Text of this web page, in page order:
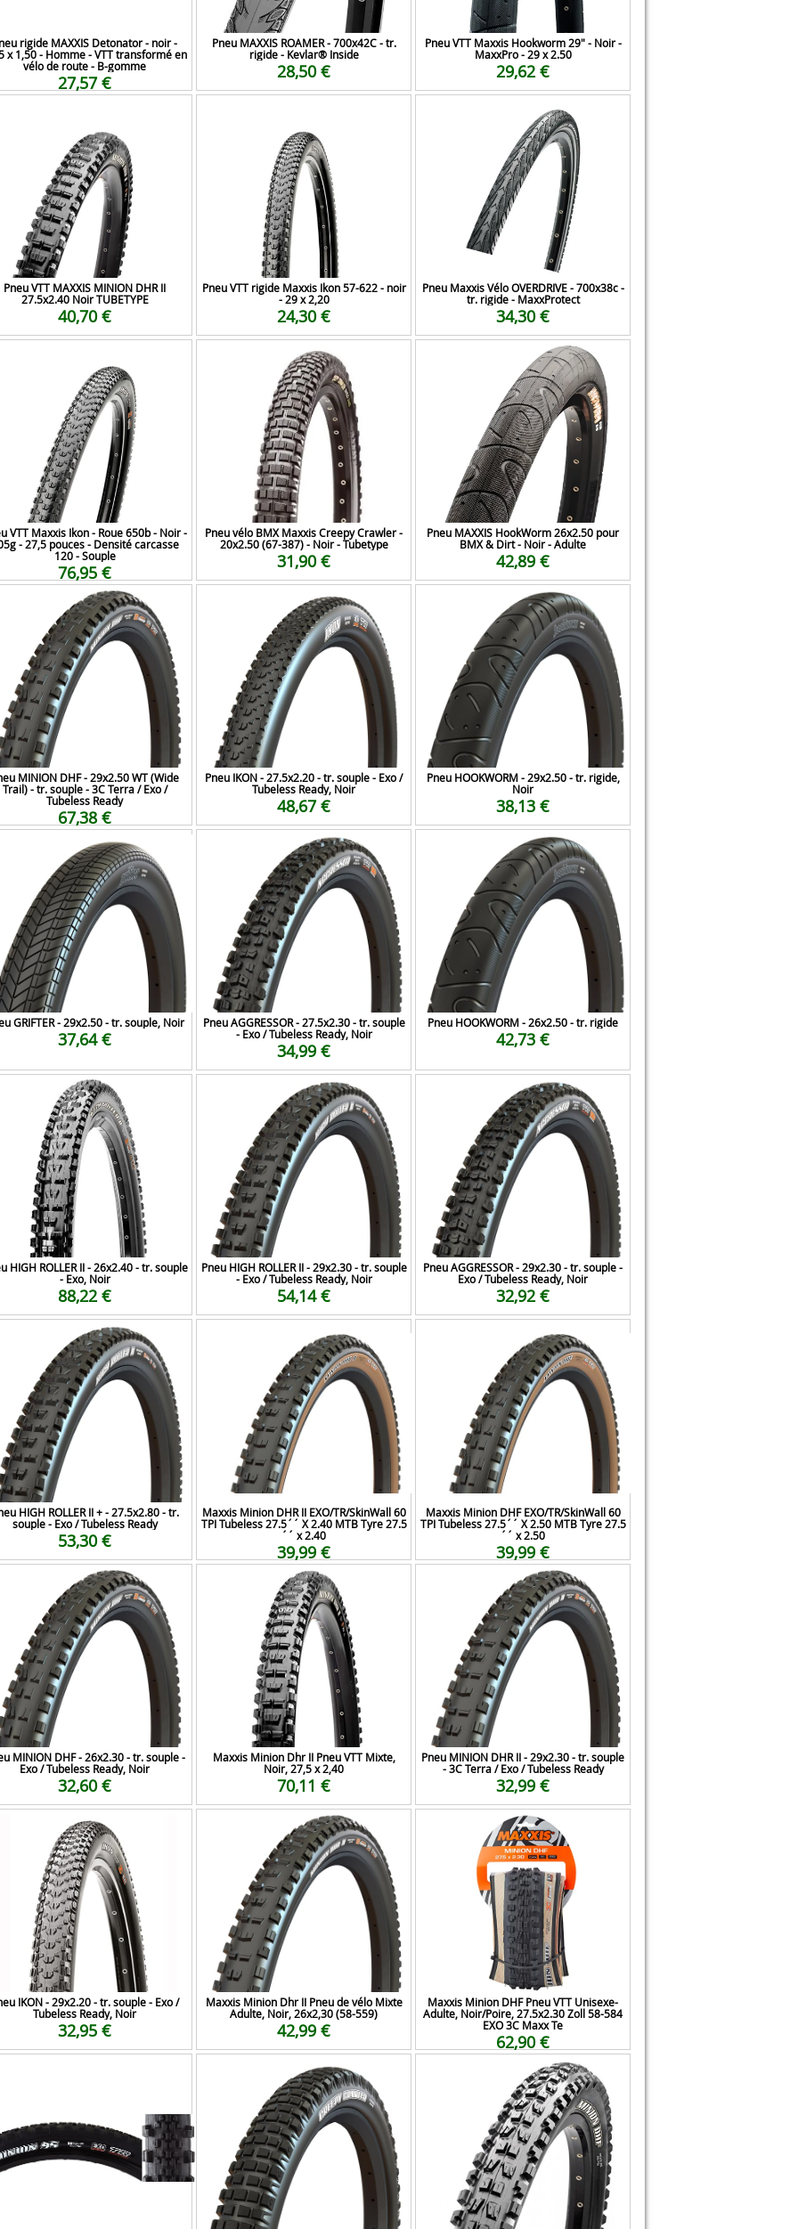
rigide MAXXIS Detonator - noir -
x 1,50 - Homme - VTT transformé en
vélo de route - B-gomme
27,57 €
Pneu MAXXIS ROAMER - 700x42C - tr.
rigide - Kevlar® Inside
28,50 €
Pneu VTT Maxxis Hookworm 29" - Noir -
MaxxPro - 29 x 2.50
29,62 €
Pneu VTT MAXXIS MINION DHR II
27.5x2.40 Noir TUBETYPE
40,70 €
Pneu VTT rigide Maxxis Ikon 57-622 - noir
- 29 x 2,20
24,30 €
Pneu Maxxis Vélo OVERDRIVE - 700x38c -
tr. rigide - MaxxProtect
34,30 €
VTT Maxxis Ikon - Roue 650b - Noir -
- 27,5 pouces - Densité carcasse
120 - Souple
76,95 €
Pneu vélo BMX Maxxis Creepy Crawler -
20x2.50 (67-387) - Noir - Tubetype
31,90 €
Pneu MAXXIS HookWorm 26x2.50 pour
BMX & Dirt - Noir - Adulte
42,89 €
MINION DHF - 29x2.50 WT (Wide
Trail) - tr. souple - 3C Terra / Exo /
Tubeless Ready
67,38 €
Pneu IKON - 27.5x2.20 - tr. souple - Exo /
Tubeless Ready, Noir
48,67 €
Pneu HOOKWORM - 29x2.50 - tr. rigide,
Noir
38,13 €
GRIFTER - 29x2.50 - tr. souple, Noir
37,64 €
Pneu AGGRESSOR - 27.5x2.30 - tr. souple
- Exo / Tubeless Ready, Noir
34,99 €
Pneu HOOKWORM - 26x2.50 - tr. rigide
42,73 €
HIGH ROLLER II - 26x2.40 - tr. souple
- Exo, Noir
88,22 €
Pneu HIGH ROLLER II - 29x2.30 - tr. souple
- Exo / Tubeless Ready, Noir
54,14 €
Pneu AGGRESSOR - 29x2.30 - tr. souple -
Exo / Tubeless Ready, Noir
32,92 €
HIGH ROLLER II + - 27.5x2.80 - tr.
souple - Exo / Tubeless Ready
53,30 €
Maxxis Minion DHR II EXO/TR/SkinWall 60
TPI Tubeless 27.5´´ X 2.40 MTB Tyre 27.5
´´ x 2.40
39,99 €
Maxxis Minion DHF EXO/TR/SkinWall 60
TPI Tubeless 27.5´´ X 2.50 MTB Tyre 27.5
´´ x 2.50
39,99 €
MINION DHF - 26x2.30 - tr. souple -
Exo / Tubeless Ready, Noir
32,60 €
Maxxis Minion Dhr II Pneu VTT Mixte,
Noir, 27,5 x 2,40
70,11 €
Pneu MINION DHR II - 29x2.30 - tr. souple
- 3C Terra / Exo / Tubeless Ready
32,99 €
IKON - 29x2.20 - tr. souple - Exo /
Tubeless Ready, Noir
32,95 €
Maxxis Minion Dhr II Pneu de vélo Mixte
Adulte, Noir, 26x2,30 (58-559)
42,99 €
Maxxis Minion DHF Pneu VTT Unisexe-
Adulte, Noir/Poire, 27.5x2.30 Zoll 58-584
EXO 3C Maxx Te
62,90 €